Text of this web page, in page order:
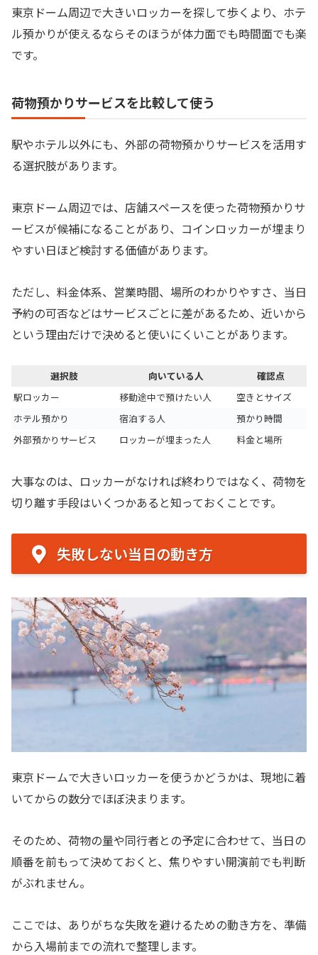
東京ドーム周辺で大きいロッカーを探して歩くより、ホテ
ル預かりが使えるならそのほうが体力面でも時間面でも楽
です。
荷物預かりサービスを比較して使う
駅やホテル以外にも、外部の荷物預かりサービスを活用す
る選択肢があります。
東京ドーム周辺では、店舗スペースを使った荷物預かりサ
ービスが候補になることがあり、コインロッカーが埋まり
やすい日ほど検討する価値があります。
ただし、料金体系、営業時間、場所のわかりやすさ、当日
予約の可否などはサービスごとに差があるため、近いから
という理由だけで決めると使いにくいことがあります。
選択肢 向いている人
確認点
駅ロッカー
移動途中で預けたい人
空きとサイズ
ホテル預かり
宿泊する人
預かり時間
外部預かりサービス
ロッカーが埋まった人 料金と場所
大事なのは、ロッカーがなければ終わりではなく、荷物を
切り離す手段はいくつかあると知っておくことです。
失敗しない当日の動き方
東京ドームで大きいロッカーを使うかどうかは、現地に着
いてからの数分でほぼ決まります。
そのため、荷物の量や同行者との予定に合わせて、当日の
順番を前もって決めておくと、焦りやすい開演前でも判断
がぶれません。
ここでは、ありがちな失敗を避けるための動き方を、準備
から入場前までの流れで整理します。